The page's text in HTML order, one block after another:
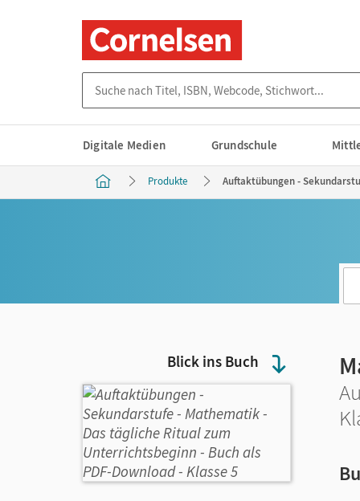
Digitale Medien Grundschule
Produkte Auftaktübungen -
Blick ins Buch